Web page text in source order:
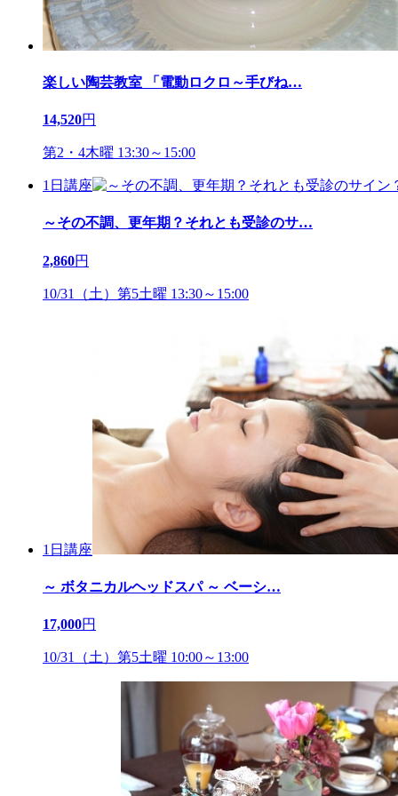
楽しい陶芸教室 「電動ロクロ～手びね…
14,520円
第2・4木曜 13:30～15:00
1日講座
～その不調、更年期？それとも受診のサ…
2,860円
10/31（土）第5土曜 13:30～15:00
1日講座
～ ボタニカルヘッドスパ ～ ベーシ…
17,000円
10/31（土）第5土曜 10:00～13:00